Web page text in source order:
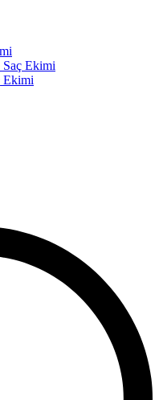
Ekimi
Ekimi